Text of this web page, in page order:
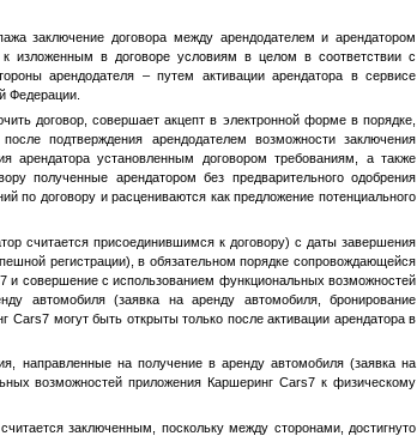
заключение договора между арендодателем и арендатором
изложенным в договоре условиям в целом в соответствии с
арендодателя – путем активации арендатора в сервисе
Федерации.
договор, совершает акцепт в электронной форме в порядке,
подтверждения арендодателем возможности заключения
арендатора установленным договором требованиям, а также
полученные арендатором без предварительного одобрения
по договору и расцениваются как предложение потенциального
считается присоединившимся к договору) с даты завершения
регистрации), в обязательном порядке сопровождающейся
и совершение с использованием функциональных возможностей
автомобиля (заявка на аренду автомобиля, бронирование
могут быть открыты только после активации арендатора в
направленные на получение в аренду автомобиля (заявка на
возможностей приложения Каршеринг Cars7 к физическому
заключенным, поскольку между сторонами, достигнуто